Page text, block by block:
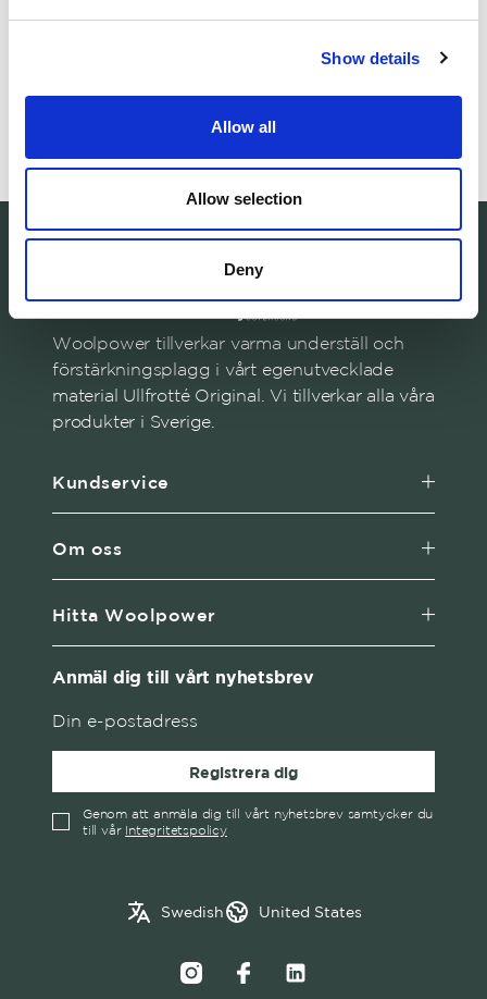
Show details
Allow all
Allow selection
Deny
Skonsamt ulltvättmedel.
Socks Liner
Tunn Ullstrumpa.
Woolpower tillverkar varma underställ och
förstärkningsplagg i vårt egenutvecklade
material Ullfrotté Original. Vi tillverkar alla våra
produkter i Sverige.
Kundservice
Om oss
Hitta Woolpower
Anmäl dig till vårt nyhetsbrev
Registrera dig
Genom att anmäla dig till vårt nyhetsbrev samtycker du
till vår Integritetspolicy
Swedish
✓
Swedish
United States
Belgium
Croatia